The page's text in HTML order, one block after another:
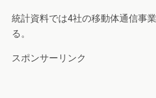
統計資料では4社の移動体通信事
る。
スポンサーリンク